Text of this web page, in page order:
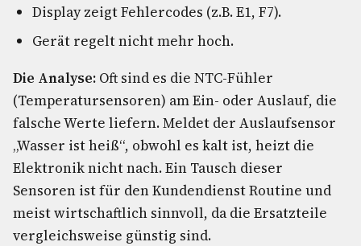
Display zeigt Fehlercodes (z.B. E1, F7).
Gerät regelt nicht mehr hoch.
Die Analyse: Oft sind es die NTC-Fühler
(Temperatursensoren) am Ein- oder Auslauf, die
falsche Werte liefern. Meldet der Auslaufsensor
„Wasser ist heiß“, obwohl es kalt ist, heizt die
Elektronik nicht nach. Ein Tausch dieser
Sensoren ist für den Kundendienst Routine und
meist wirtschaftlich sinnvoll, da die Ersatzteile
vergleichsweise günstig sind.